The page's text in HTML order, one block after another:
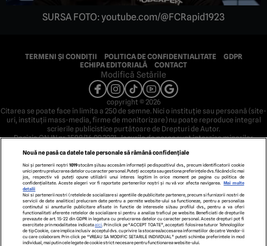
SURSA FOTO: youtube.com/@FCRapid1923
TERMENI ȘI CONDIȚII POLITICA DE CONFIDENTIALITATE
GDPR
ECHIPA EDITORIALĂ
CONTACT
Modifică Setările
copyright © 2026
Citarea se poate face în limita a 250 de semne. Nici o instituţie sau persoană (site-
uri, instituţii mass-media, firme de monitorizare) nu poate reproduce integral
scrierile publicistice purtătoare de Drepturi de Autor.
Decizia ONJN nr. 1598/16.09.2021. Jocurile de noroc sunt interzise minorilor.
Nouă ne pasă ca datele tale personale să rămână confidențiale
Noi și partenerii noștri 1019stocăm și/sau accesăm informații pe dispozitivul dvs., precum identificatorii cookie
unici pentru prelucrarea datelor cu caracter personal. Puteți accepta sau gestiona preferințele dvs. făcând clic mai
jos, respectiv vă puteți opune utilizării unui interes legitim în orice moment pe pagina cu politica de
confidențialitate. Aceste alegeri vor fi raportate partenerilor noștri și nu vă vor afecta navigarea.
Mai multe
detalii
Noi si partenerii nostri (retelele de socializare si agentiile de publicitate partenere, precum si furnizorii nostri de
servicii de date analitice) prelucram date pentru a permite website-ului sa functioneze, pentru a personaliza
continutul si anunturile publicitare afisate in functie de interesele si/sau profilul dvs., pentru a va oferi
functionalitati aferente retelelor de socializare si pentru a analiza traficul pe website. Beneficiati de drepturile
prevazute de art. 15-22 din GDPR in legatura cu prelucrarea datelor cu caracter personal. Aceste drepturi pot fi
exercitate prin modalitatea indicataaici . Prin click pe “ACCEPT TOATE”, acceptati folosirea tuturor Tehnologiilor
de tip Cookie, care implica inclusiv acceptul dvs. cu privire la stocarea/accesarea informatiilor de catre Vendor-ii
cu care colaboram. Prin click pe “VREAU SA MODIFIC SETARILE INDIVIDUAL” puteti schimba preferintele in mod
individual, mai putin cele legate de cookie strict necesare pentru functionarea website-ului.